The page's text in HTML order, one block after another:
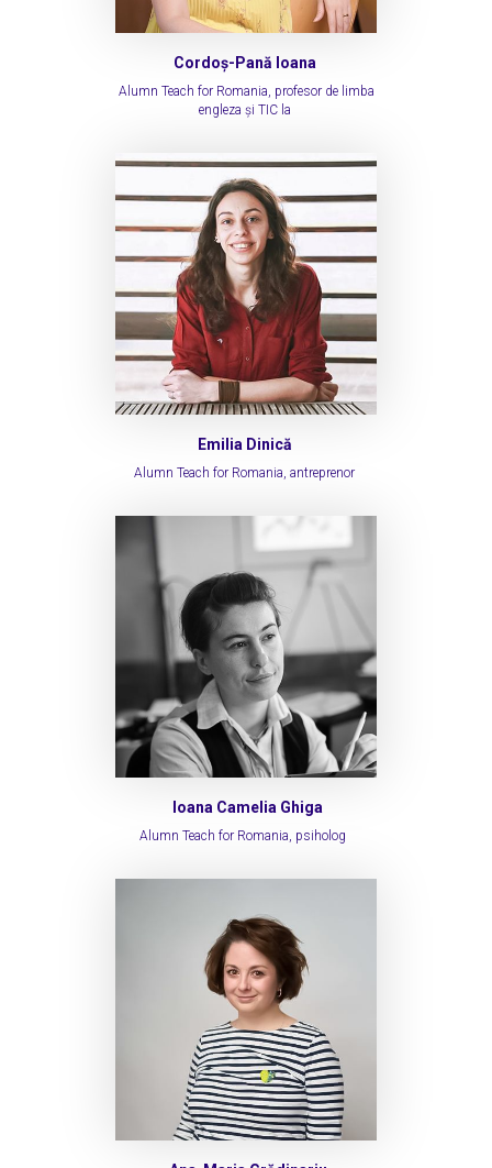
Cordoș-Pană Ioana
Alumn Teach for Romania, profesor de limba
engleza și TIC la
Emilia Dinică
Alumn Teach for Romania, antreprenor
Ioana Camelia Ghiga
Alumn Teach for Romania, psiholog